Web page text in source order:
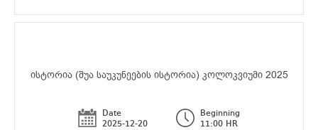
ისტორია (შუა საუკუნეების ისტორია) კოლოკვიუმი 2025
Date
2025-12-20
Beginning
11:00 HR